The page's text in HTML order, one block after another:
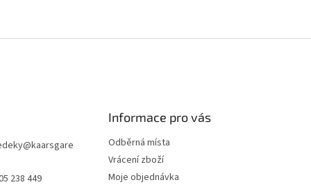
@kaarsgare
238 449
Informace pro vás
Odběrná místa
Vrácení zboží
Moje objednávka